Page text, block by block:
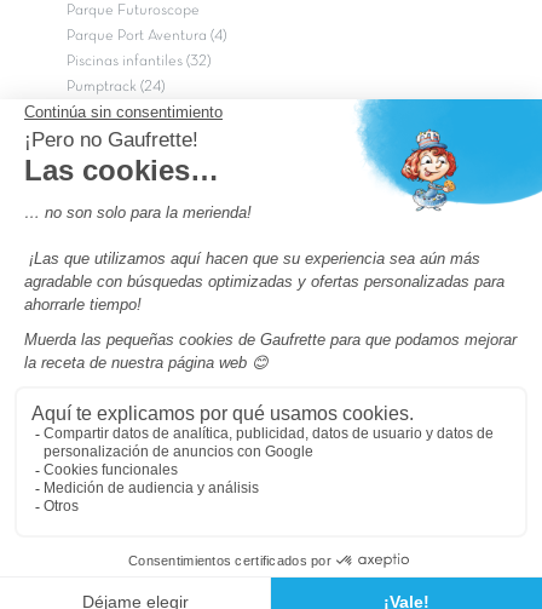
Parque Futuroscope
Parque Port Aventura (4)
Piscinas infantiles (32)
Pumptrack (24)
Puy du Fou (2)
Roma
Semana Santa (17)
Campings de 4 estrellas en Francia
Los camping con piscinas en Francia
Camping Barcelona
Camping Murcia
Camping Costa Brava
Camping Costa daurada
Pass camping
Preguntas más frecuentes
Aviso legal
Notas legales
Modificar tus Preferencias de Cookies